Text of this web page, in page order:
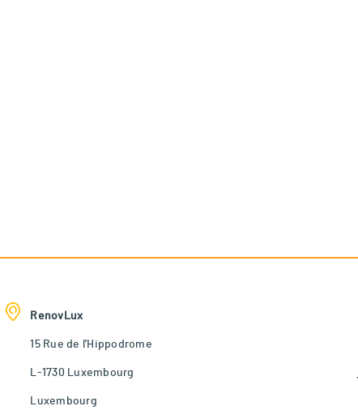
RenovLux
15 Rue de l'Hippodrome
L-1730 Luxembourg
Luxembourg